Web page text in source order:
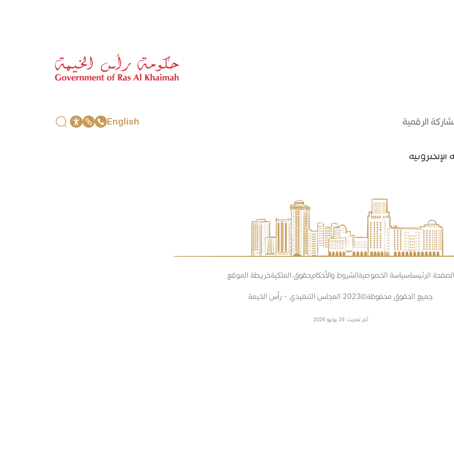
الرقمية English
الصفحة الرئيسةسياسة الخصوصيةالشروط والأحكامحقوق الملكيةخريطة الموقع
جميع الحقوق محفوظة 2023 المجلس التنفيذي - رأس الخيمة
آخر تحديث: 26 يونيو 2026